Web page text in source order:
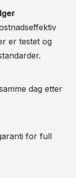
er testet og
dag etter
for full